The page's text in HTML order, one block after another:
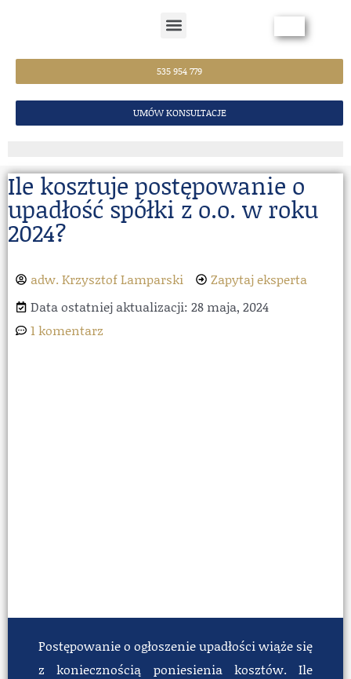
535 954 779
UMÓW KONSULTACJE
Ile kosztuje postępowanie o
upadłość spółki z o.o. w roku
2024?
adw. Krzysztof Lamparski
Zapytaj eksperta
Data ostatniej aktualizacji: 28 maja, 2024
1 komentarz
Postępowanie o ogłoszenie upadłości wiąże się
z koniecznością poniesienia kosztów. Ile